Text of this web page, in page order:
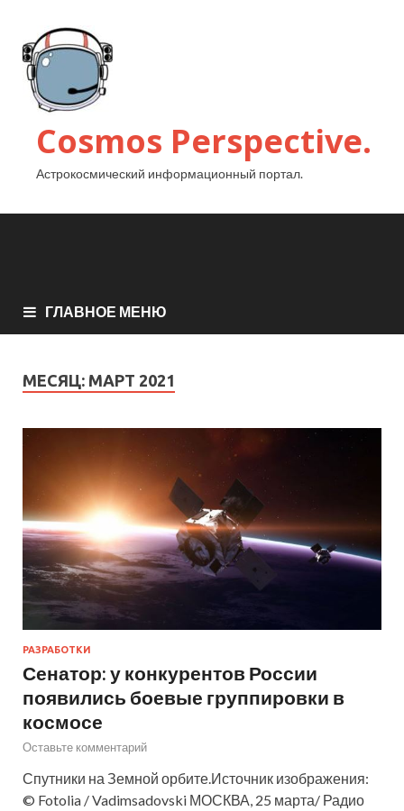
Cosmos Perspective.
Астрокосмический информационный портал.
ГЛАВНОЕ МЕНЮ
МЕСЯЦ: МАРТ 2021
РАЗРАБОТКИ
Сенатор: у конкурентов России
появились боевые группировки в
космосе
Оставьте комментарий
Спутники на Земной орбите.Источник изображения:
© Fotolia / Vadimsadovski МОСКВА, 25 марта/ Радио